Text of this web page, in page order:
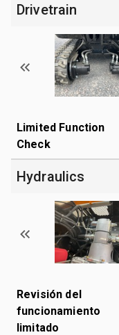
Drivetrain
Limited Function
Check
Hydraulics
Revisión del
funcionamiento
limitado